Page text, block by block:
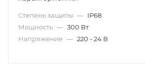
Степень защиты — IP68
Мощность — 300 Вт
Напряжение — 220 - 24 В